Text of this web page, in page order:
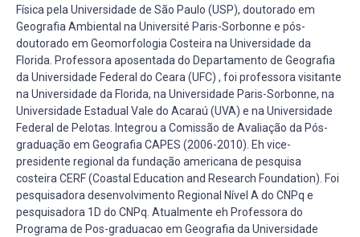
Física pela Universidade de São Paulo (USP), doutorado em
Geografia Ambiental na Université Paris-Sorbonne e pós-
doutorado em Geomorfologia Costeira na Universidade da
Florida. Professora aposentada do Departamento de Geografia
da Universidade Federal do Ceara (UFC) , foi professora visitante
na Universidade da Florida, na Universidade Paris-Sorbonne, na
Universidade Estadual Vale do Acaraú (UVA) e na Universidade
Federal de Pelotas. Integrou a Comissão de Avaliação da Pós-
graduação em Geografia CAPES (2006-2010). Eh vice-
presidente regional da fundação americana de pesquisa
costeira CERF (Coastal Education and Research Foundation). Foi
pesquisadora desenvolvimento Regional Nível A do CNPq e
pesquisadora 1D do CNPq. Atualmente eh Professora do
Programa de Pos-graduacao em Geografia da Universidade